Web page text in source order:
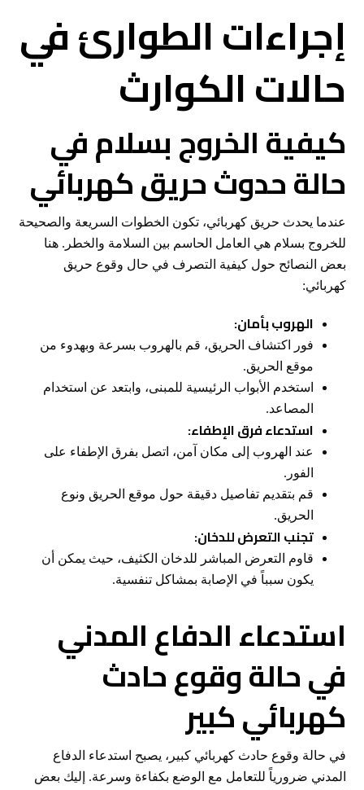
إجراءات الطوارئ في
حالات الكوارث
كيفية الخروج بسلام في
حالة حدوث حريق كهربائي
عندما يحدث حريق كهربائي، تكون الخطوات السريعة والصحيحة
للخروج بسلام هي العامل الحاسم بين السلامة والخطر. هنا
بعض النصائح حول كيفية التصرف في حال وقوع حريق
كهربائي:
الهروب بأمان:
فور اكتشاف الحريق، قم بالهروب بسرعة وبهدوء من
موقع الحريق.
استخدم الأبواب الرئيسية للمبنى، وابتعد عن استخدام
المصاعد.
استدعاء فرق الإطفاء:
عند الهروب إلى مكان آمن، اتصل بفرق الإطفاء على
الفور.
قم بتقديم تفاصيل دقيقة حول موقع الحريق ونوع
الحريق.
تجنب التعرض للدخان:
قاوم التعرض المباشر للدخان الكثيف، حيث يمكن أن
يكون سبباً في الإصابة بمشاكل تنفسية.
استدعاء الدفاع المدني
في حالة وقوع حادث
كهربائي كبير
في حالة وقوع حادث كهربائي كبير، يصبح استدعاء الدفاع
المدني ضرورياً للتعامل مع الوضع بكفاءة وسرعة. إليك بعض